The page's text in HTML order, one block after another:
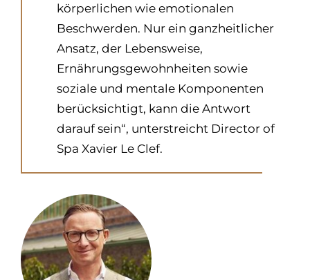
körperlichen wie emotionalen
Beschwerden. Nur ein ganzheitlicher
Ansatz, der Lebensweise,
Ernährungsgewohnheiten sowie
soziale und mentale Komponenten
berücksichtigt, kann die Antwort
darauf sein“, unterstreicht Director of
Spa Xavier Le Clef.